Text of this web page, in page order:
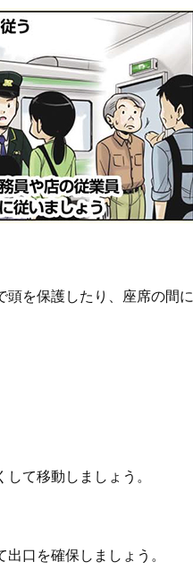
頭を保護したり、座席の間に
て移動しましょう。
口を確保しましょう。